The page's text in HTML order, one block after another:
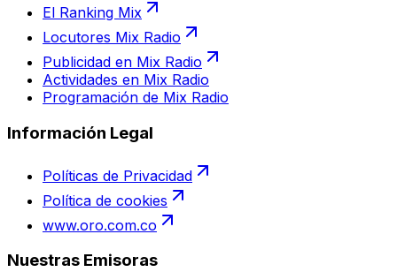
El Ranking Mix
Locutores Mix Radio
Publicidad en Mix Radio
Actividades en Mix Radio
Programación de Mix Radio
Información Legal
Políticas de Privacidad
Política de cookies
www.oro.com.co
Nuestras Emisoras